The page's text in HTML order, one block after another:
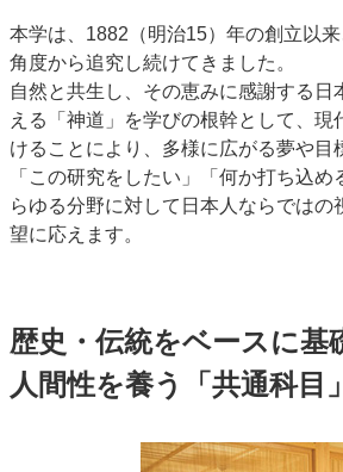
本学は、1882（明治15）年の創立以
角度から追究し続けてきました。
自然と共生し、その恵みに感謝する
える「神道」を学びの根幹として、
けることにより、多様に広がる夢や目
「この研究をしたい」「何か打ち込
らゆる分野に対して日本人ならでは
望に応えます。
歴史・伝統をベースに基
人間性を養う「共通科目」